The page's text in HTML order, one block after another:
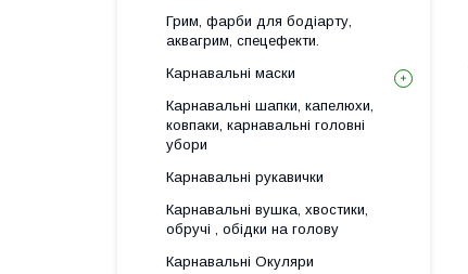
Грим, фарби для бодіарту,
аквагрим, спецефекти.
Карнавальні маски
Карнавальні шапки, капелюхи,
ковпаки, карнавальні головні
убори
Карнавальні рукавички
Карнавальні вушка, хвостики,
обручі , обідки на голову
Карнавальні Окуляри